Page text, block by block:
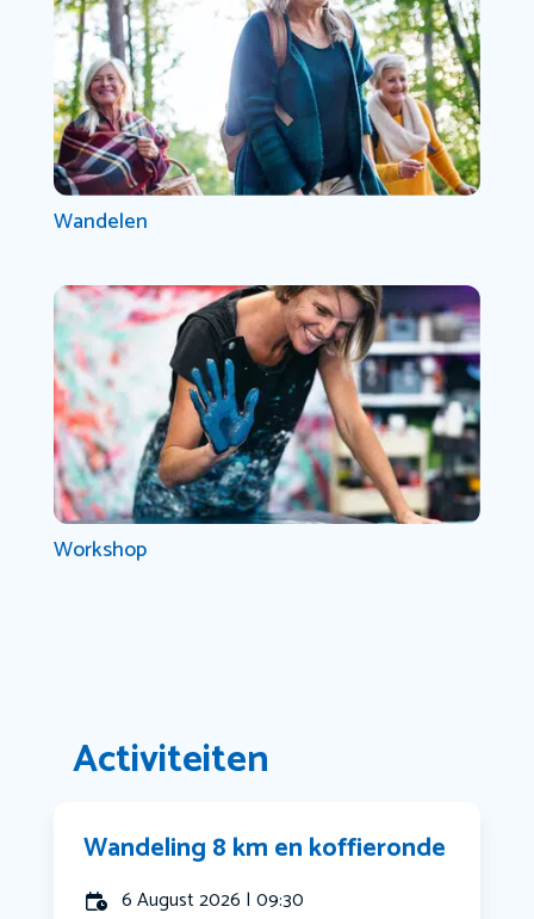
Wandelen
Workshop
Activiteiten
Wandeling 8 km en koffieronde
6 August 2026 | 09:30